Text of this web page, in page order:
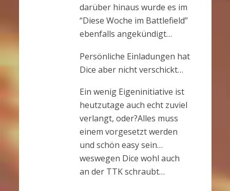
darüber hinaus wurde es im
“Diese Woche im Battlefield”
ebenfalls angekündigt…
Persönliche Einladungen hat
Dice aber nicht verschickt…
Ein wenig Eigeninitiative ist
heutzutage auch echt zuviel
verlangt, oder?Alles muss
einem vorgesetzt werden
und schön easy sein…
weswegen Dice wohl auch
an der TTK schraubt…